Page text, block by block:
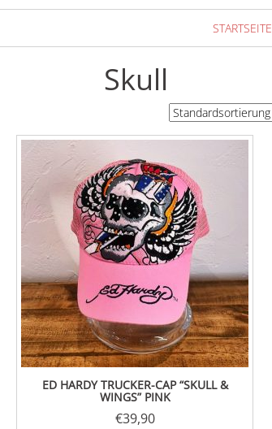
STARTSEITE
Skull
ED HARDY TRUCKER-CAP “SKULL &
WINGS” PINK
€39,90